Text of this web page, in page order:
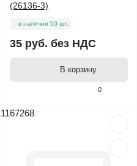
0
(26136-3)
в наличии 50 шт.
35 руб. без НДС
В корзину
1167268